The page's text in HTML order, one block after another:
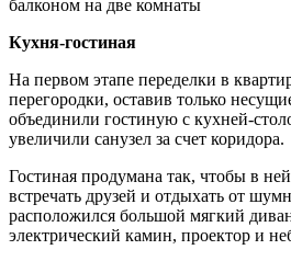
Кухня-гостиная
На первом этапе переделки в
перегородки, оставив только
объединили гостиную с кухней-
увеличили санузел за счет коридора.
Гостиная продумана так, чтобы в
встречать друзей и отдыхать от
расположился большой мягкий
электрический камин, проектор и